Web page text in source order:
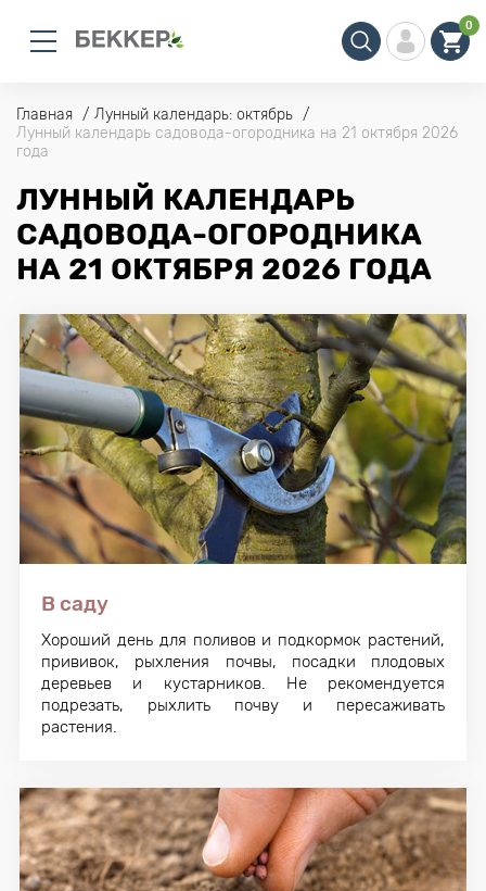
0
Главная
Лунный календарь: октябрь
Лунный календарь садовода-огородника на 21 октября 2026
года
ЛУННЫЙ КАЛЕНДАРЬ
САДОВОДА-ОГОРОДНИКА
НА 21 ОКТЯБРЯ 2026 ГОДА
В саду
Хороший день для поливов и подкормок растений,
прививок, рыхления почвы, посадки плодовых
деревьев и кустарников. Не рекомендуется
подрезать, рыхлить почву и пересаживать
растения.